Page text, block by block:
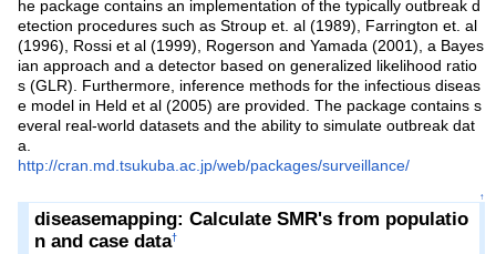
he package contains an implementation of the typically outbreak d
etection procedures such as Stroup et. al (1989), Farrington et. al
(1996), Rossi et al (1999), Rogerson and Yamada (2001), a Bayes
ian approach and a detector based on generalized likelihood ratio
s (GLR). Furthermore, inference methods for the infectious diseas
e model in Held et al (2005) are provided. The package contains s
everal real-world datasets and the ability to simulate outbreak dat
a.
http://cran.md.tsukuba.ac.jp/web/packages/surveillance/
↑
diseasemapping: Calculate SMR's from populatio
n and case data†